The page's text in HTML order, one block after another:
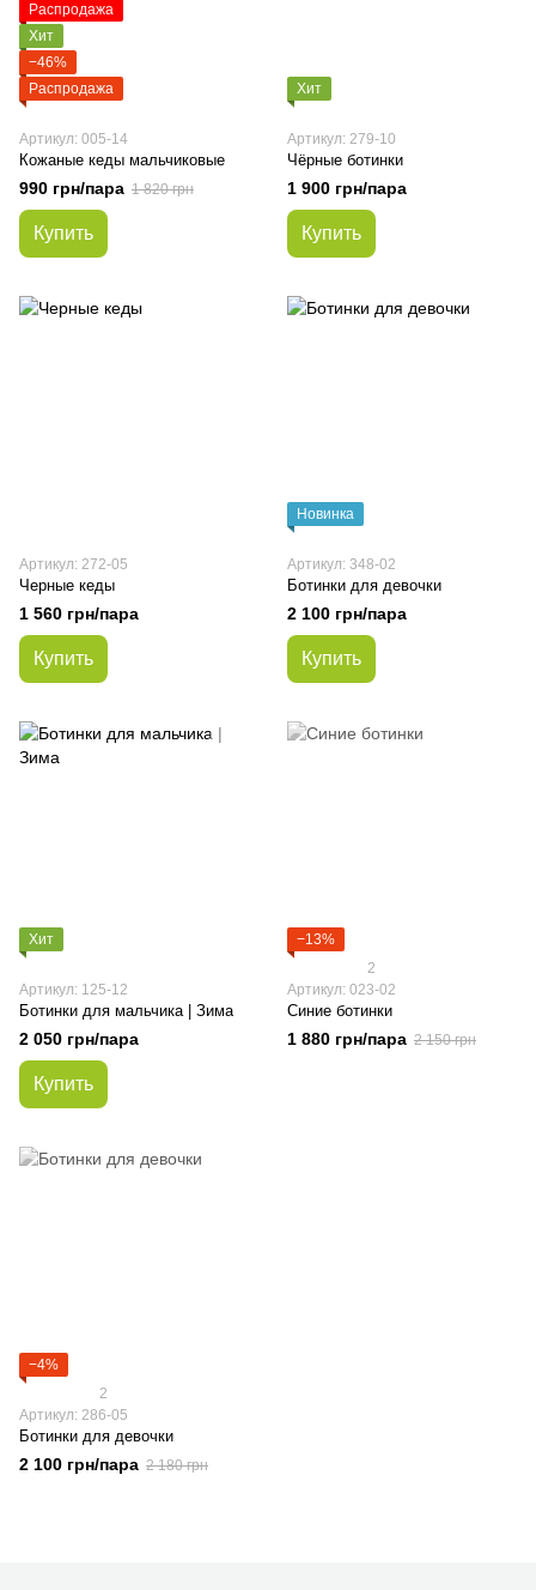
Распродажа
Хит
−46%
Распродажа
Артикул: 005-14
Кожаные кеды мальчиковые
990 грн/пара 1 820 грн
Купить
Хит
Артикул: 279-10
Чёрные ботинки
1 900 грн/пара
Купить
Артикул: 272-05
Черные кеды
1 560 грн/пара
Купить
Новинка
Артикул: 348-02
Ботинки для девочки
2 100 грн/пара
Купить
Хит
Артикул: 125-12
Ботинки для мальчика | Зима
2 050 грн/пара
Купить
−13%
2
Артикул: 023-02
Синие ботинки
1 880 грн/пара 2 150 грн
−4%
2
Артикул: 286-05
Ботинки для девочки
2 100 грн/пара 2 180 грн